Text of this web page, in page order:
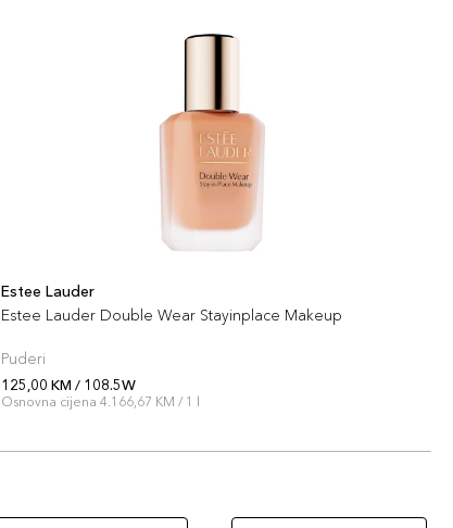
Estee Lauder
Estee Lauder Double Wear Stayinplace Makeup
Puderi
125,00 KM / 108.5W
Osnovna cijena 4.166,67 KM / 1 l